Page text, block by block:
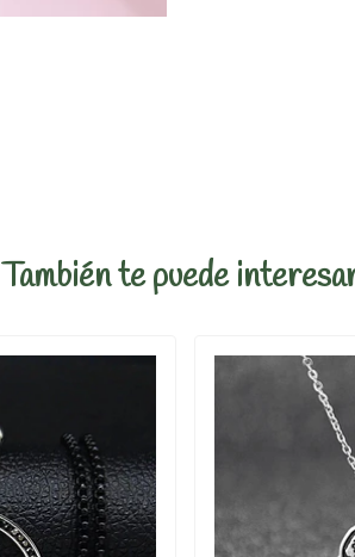
También te puede